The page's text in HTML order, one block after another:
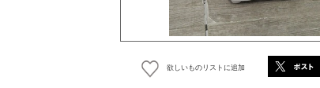
欲しいものリストに追加